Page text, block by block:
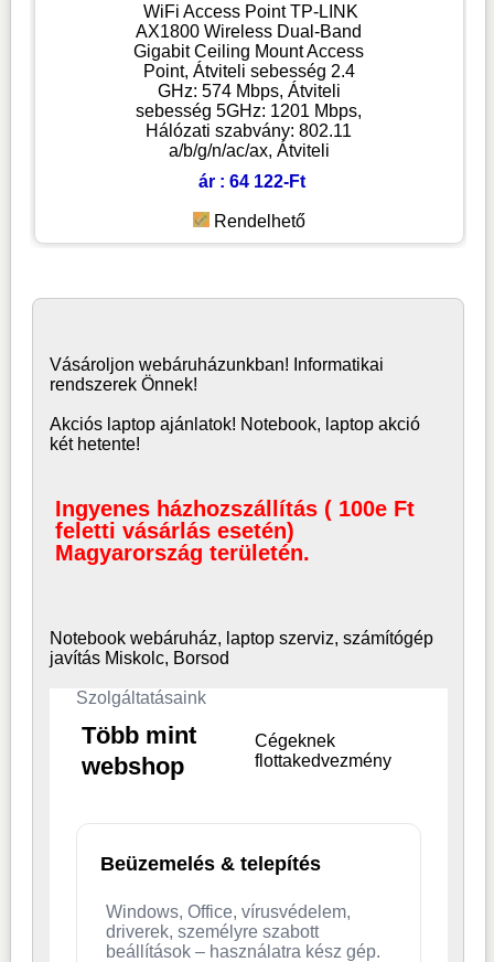
WiFi Access Point TP-LINK
AX1800 Wireless Dual-Band
Gigabit Ceiling Mount Access
Point, Átviteli sebesség 2.4
GHz: 574 Mbps, Átviteli
sebesség 5GHz: 1201 Mbps,
Hálózati szabvány: 802.11
a/b/g/n/ac/ax, Átviteli
ár : 64 122-Ft
Rendelhető
Vásároljonwebáruházunkban! Informatikai
rendszerek Önnek!
Akciós laptop ajánlatok! Notebook, laptop akció
két hetente!
Ingyenes házhozszállítás ( 100e Ft
feletti vásárlás esetén)
Magyarország területén.
Notebook webáruház, laptop szerviz, számítógép
javítás Miskolc, Borsod
Szolgáltatásaink
Több mint
webshop
Cégeknek
flottakedvezmény
Beüzemelés & telepítés
Windows, Office, vírusvédelem,
driverek, személyre szabott
beállítások – használatra kész gép.